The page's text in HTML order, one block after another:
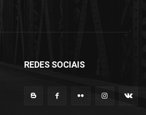
REDES SOCIAIS